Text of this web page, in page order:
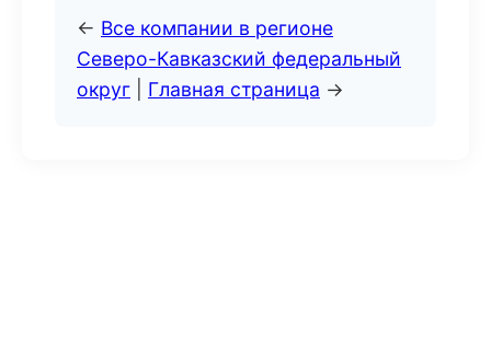
← Все компании в регионе
Северо-Кавказский федеральный
округ
Главная страница →